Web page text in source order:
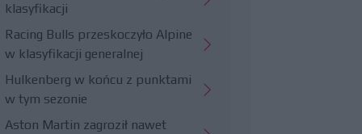
klasyfikacji
Racing Bulls przeskoczyło Alpine
w klasyfikacji generalnej
Hulkenberg w końcu z punktami
w tym sezonie
Aston Martin zagroził nawet